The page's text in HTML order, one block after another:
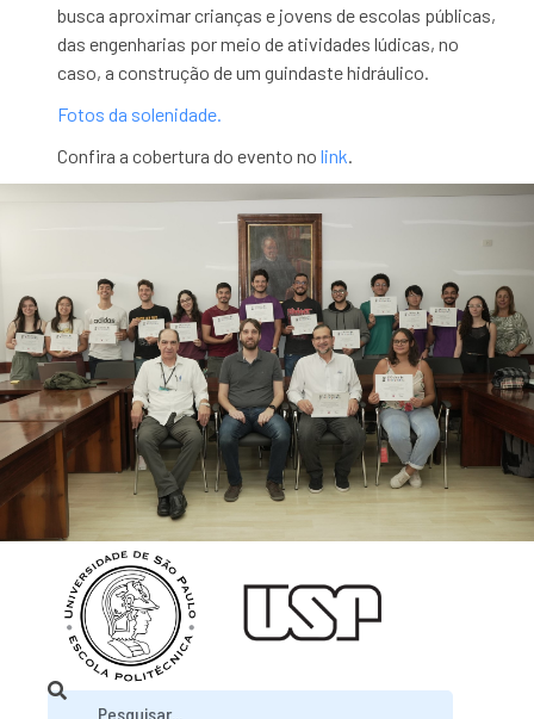
busca aproximar crianças e jovens de escolas públicas,
das engenharias por meio de atividades lúdicas, no
caso, a construção de um guindaste hidráulico.
Fotos da solenidade.
Confira a cobertura do evento nolink.